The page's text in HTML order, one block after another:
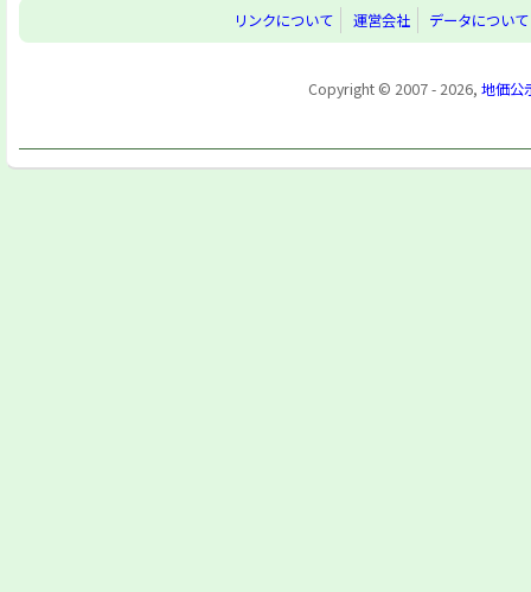
リンクについて 運営会社 データについて
Copyright © 2007 - 2026,地価公